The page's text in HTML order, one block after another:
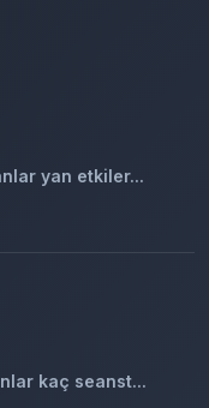
yan etkiler...
kaç seanst...